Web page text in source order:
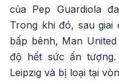
của Pep Guardiola
Trong khi đó, sau giai
bấp bênh, Man
độ hết sức ấn
Leipzig và bị loại tại